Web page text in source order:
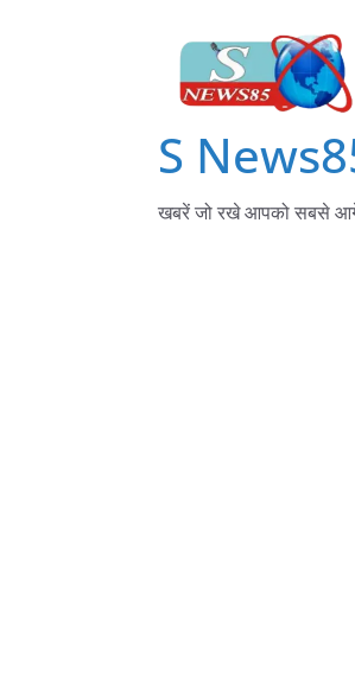
S
खबरें जो रखे आपको सबसे